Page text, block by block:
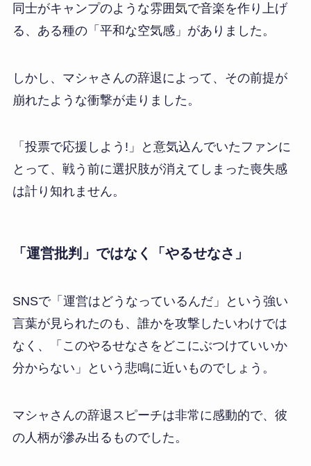
同士がキャンプのような雰囲気で音楽を作り上げ
る、ある種の「平和な空気感」がありました。
しかし、マシャさんの辞退によって、その前提が
崩れたような衝撃が走りました。
「投票で応援しよう!」と意気込んでいたファンに
とって、戦う前に選択肢が消えてしまった喪失感
は計り知れません。
「運営批判」ではなく「やるせなさ」
SNSで「運営はどうなっているんだ」という強い
言葉が見られたのも、誰かを攻撃したいわけでは
なく、「このやるせなさをどこにぶつけていいか
分からない」という悲鳴に近いものでしょう。
マシャさんの辞退スピーチは非常に感動的で、彼
の人柄が滲み出るものでした。